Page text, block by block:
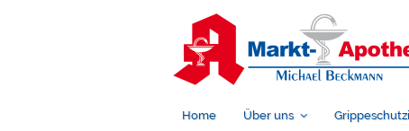
Home Über uns